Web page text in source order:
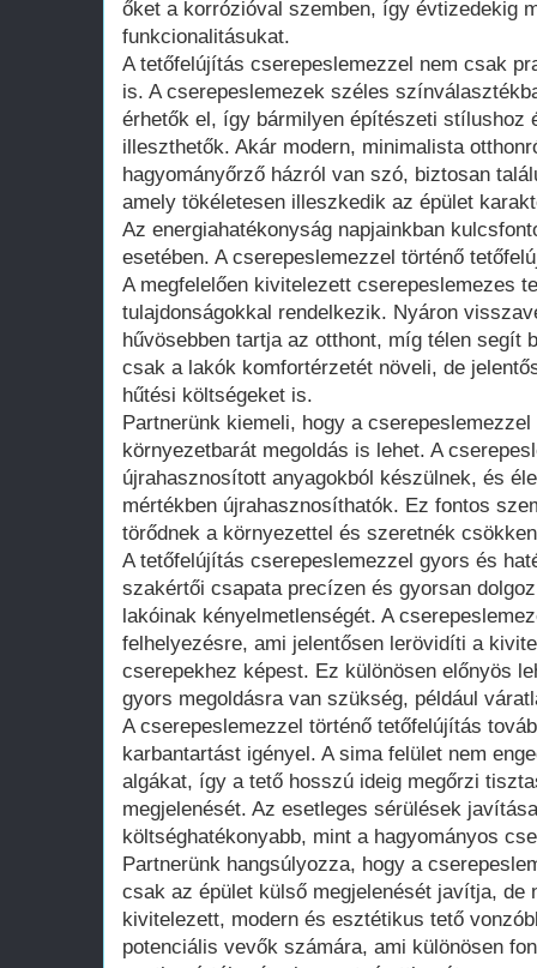
őket a korrózióval szemben, így évtizedekig
funkcionalitásukat.
A tetőfelújítás cserepeslemezzel nem csak
is. A cserepeslemezek széles
érhetők el, így bármilyen építészeti stílushoz
illeszthetők. Akár modern, minimalista
hagyományőrző házról van szó, biztosan
amely tökéletesen illeszkedik az épület
Az energiahatékonyság napjainkban
esetében. A cserepeslemezzel történő
A megfelelően kivitelezett cserepeslemezes
tulajdonságokkal rendelkezik. Nyáron
hűvösebben tartja az otthont, míg télen segít
csak a lakók komfortérzetét növeli, de
hűtési költségeket is.
Partnerünk kiemeli, hogy a
környezetbarát megoldás is lehet. A
újrahasznosított anyagokból készülnek, és
mértékben újrahasznosíthatók. Ez fontos
törődnek a környezettel és szeretnék
A tetőfelújítás cserepeslemezzel gyors és
szakértői csapata precízen és gyorsan
lakóinak kényelmetlenségét. A
felhelyezésre, ami jelentősen lerövidíti a
cserepekhez képest. Ez különösen előnyös
gyors megoldásra van szükség, például
A cserepeslemezzel történő tetőfelújítás
karbantartást igényel. A sima felület nem
algákat, így a tető hosszú ideig megőrzi
megjelenését. Az esetleges sérülések
költséghatékonyabb, mint a hagyományos
Partnerünk hangsúlyozza, hogy a
csak az épület külső megjelenését javítja, de
kivitelezett, modern és esztétikus tető
potenciális vevők számára, ami különösen